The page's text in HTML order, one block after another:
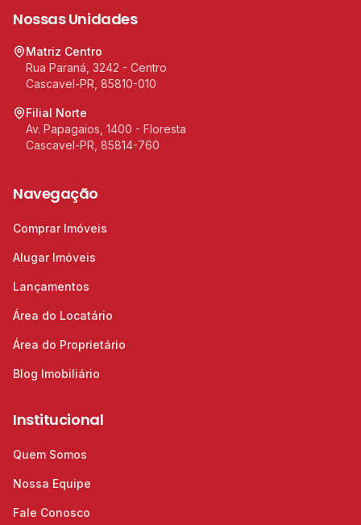
Nossas Unidades
Matriz Centro
Rua Paraná, 3242 - Centro
Cascavel-PR, 85810-010
Filial Norte
Av. Papagaios, 1400 - Floresta
Cascavel-PR, 85814-760
Navegação
Comprar Imóveis
Alugar Imóveis
Lançamentos
Área do Locatário
Área do Proprietário
Blog Imobiliário
Institucional
Quem Somos
Nossa Equipe
Fale Conosco